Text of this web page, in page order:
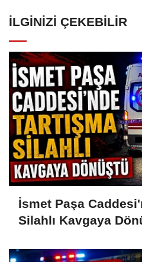
İLGINIZI ÇEKEBILIR
İsmet Paşa
Silahlı Kavgaya